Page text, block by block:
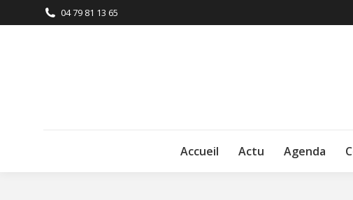
04 79 81 13 65
Accueil Actu Agenda